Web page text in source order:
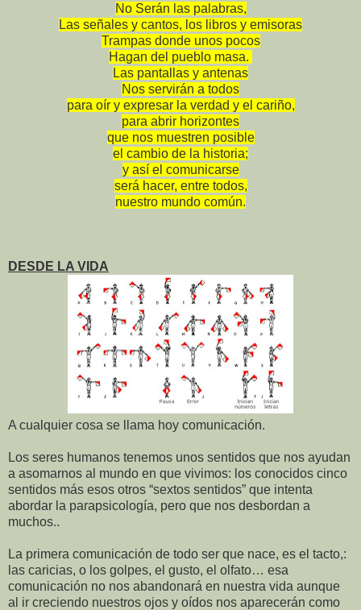
No Serán las palabras,
Las señales y cantos, los libros y emisoras
Trampas donde unos pocos
Hagan del pueblo masa.
Las pantallas y antenas
Nos servirán a todos
para oír y expresar la verdad y el cariño,
para abrir horizontes
que nos muestren posible
el cambio de la historia;
y así el comunicarse
será hacer, entre todos,
nuestro mundo común.
DESDE LA VIDA
A cualquier cosa se llama hoy comunicación.
Los seres humanos tenemos unos sentidos que nos ayudan
a asomarnos al mundo en que vivimos: los conocidos cinco
sentidos más esos otros “sextos sentidos” que intenta
abordar la parapsicología, pero que nos desbordan a
muchos..
La primera comunicación de todo ser que nace, es el tacto,:
las caricias, o los golpes, el gusto, el olfato… esa
comunicación no nos abandonará en nuestra vida aunque
al ir creciendo nuestros ojos y oídos nos aparecerán como